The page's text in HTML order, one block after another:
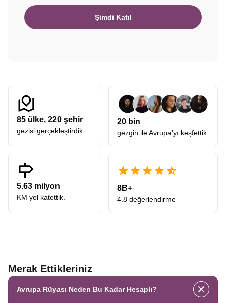
Şimdi Katıl
85 ülke, 220 şehir
gezisi gerçekleştirdik.
20 bin
gezgin ile Avrupa’yı keşfettik.
5.63 milyon
KM yol katettik.
8B+
4.8 değerlendirme
Merak Ettikleriniz
Avrupa Rüyası Neden Bu Kadar Hesaplı?